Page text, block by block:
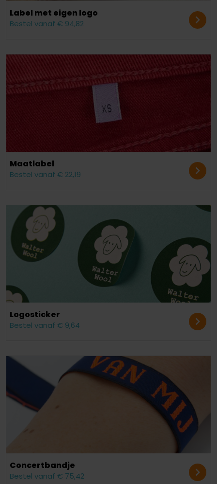
Label met eigen logo
Bestel vanaf € 94,82
Maatlabel
Bestel vanaf € 22,19
Logosticker
Bestel vanaf € 9,64
Concert​bandje
Bestel vanaf € 75,42